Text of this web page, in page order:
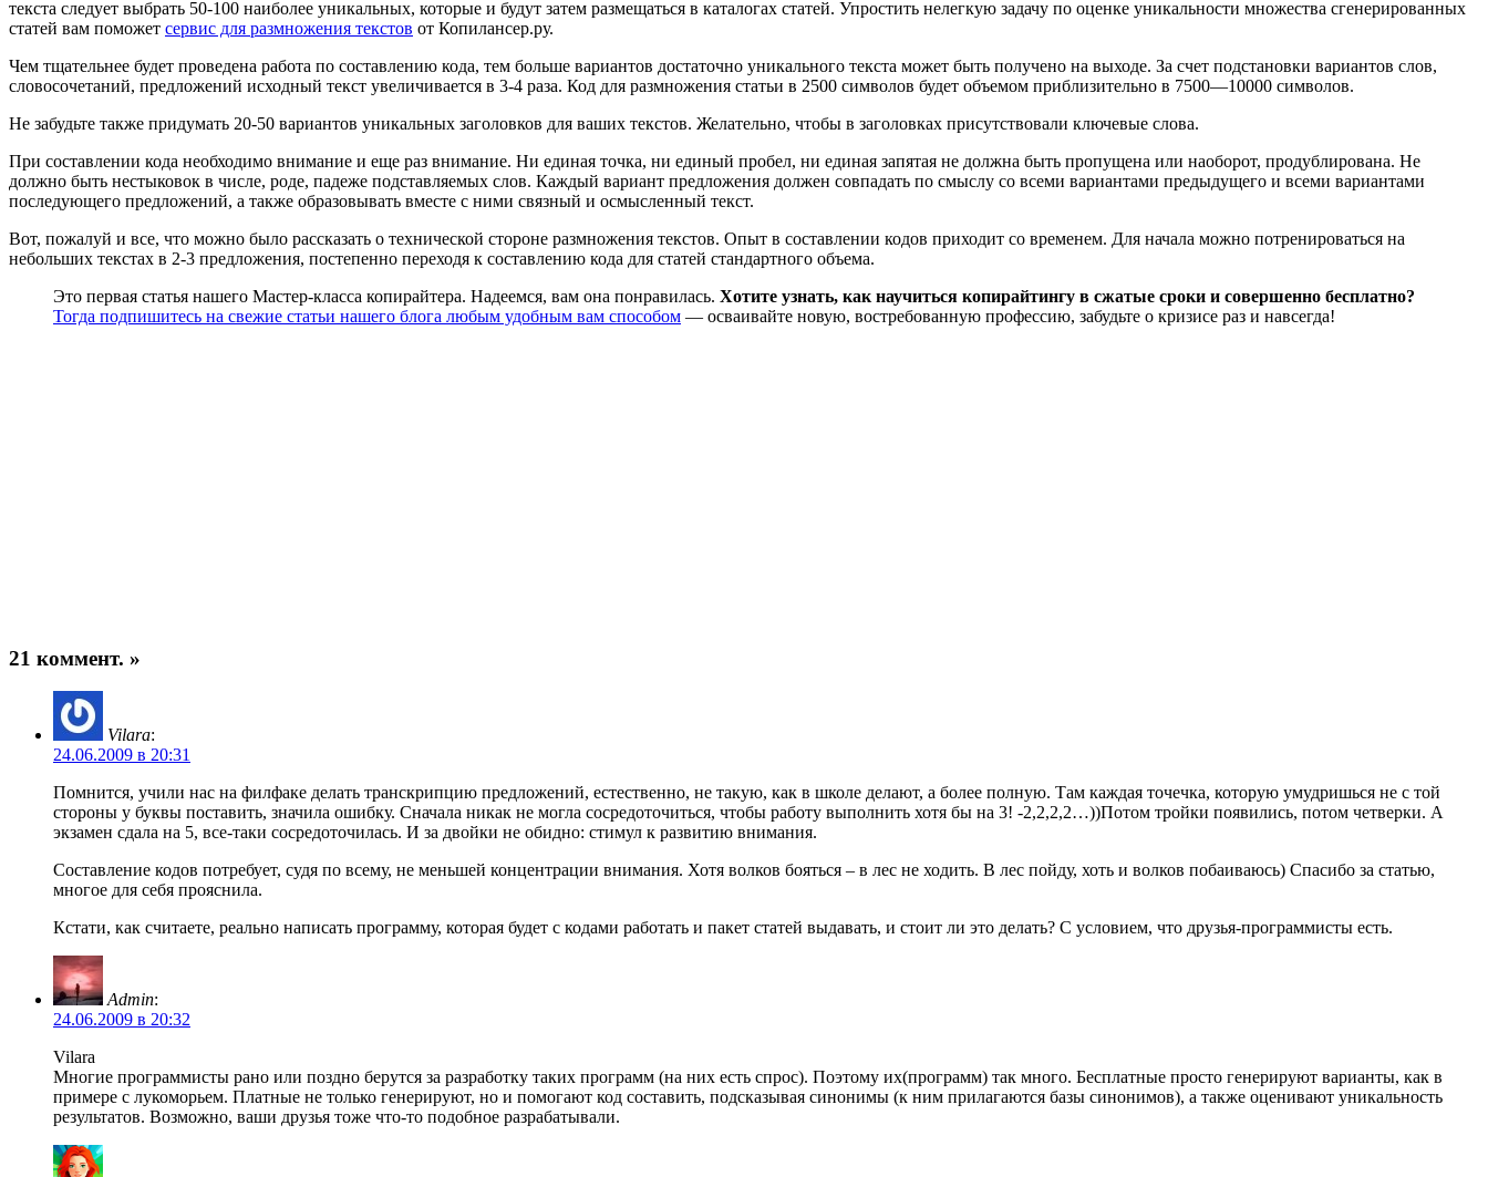
текста следует выбрать 50-100 наиболее уникальных, которые и будут затем размещаться в каталогах статей. Упростить нелегкую задачу по оценке уникальности множества сгенерированных
статей вам поможет сервис для размножения текстов от Копилансер.ру.
Чем тщательнее будет проведена работа по составлению кода, тем больше вариантов достаточно уникального текста может быть получено на выходе. За счет подстановки вариантов слов,
словосочетаний, предложений исходный текст увеличивается в 3-4 раза. Код для размножения статьи в 2500 символов будет объемом приблизительно в 7500—10000 символов.
Не забудьте также придумать 20-50 вариантов уникальных заголовков для ваших текстов. Желательно, чтобы в заголовках присутствовали ключевые слова.
При составлении кода необходимо внимание и еще раз внимание. Ни единая точка, ни единый пробел, ни единая запятая не должна быть пропущена или наоборот, продублирована. Не
должно быть нестыковок в числе, роде, падеже подставляемых слов. Каждый вариант предложения должен совпадать по смыслу со всеми вариантами предыдущего и всеми вариантами
последующего предложений, а также образовывать вместе с ними связный и осмысленный текст.
Вот, пожалуй и все, что можно было рассказать о технической стороне размножения текстов. Опыт в составлении кодов приходит со временем. Для начала можно потренироваться на
небольших текстах в 2-3 предложения, постепенно переходя к составлению кода для статей стандартного объема.
Это первая статья нашего Мастер-класса копирайтера. Надеемся, вам она понравилась. Хотите узнать, как научиться копирайтингу в сжатые сроки и совершенно бесплатно?
Тогда подпишитесь на свежие статьи нашего блога любым удобным вам способом — осваивайте новую, востребованную профессию, забудьте о кризисе раз и навсегда!
21 коммент. »
Vilara:
24.06.2009 в 20:31
Помнится, учили нас на филфаке делать транскрипцию предложений, естественно, не такую, как в школе делают, а более полную. Там каждая точечка, которую умудришься не с той
стороны у буквы поставить, значила ошибку. Сначала никак не могла сосредоточиться, чтобы работу выполнить хотя бы на 3! -2,2,2,2…))Потом тройки появились, потом четверки. А
экзамен сдала на 5, все-таки сосредоточилась. И за двойки не обидно: стимул к развитию внимания.
Составление кодов потребует, судя по всему, не меньшей концентрации внимания. Хотя волков бояться – в лес не ходить. В лес пойду, хоть и волков побаиваюсь) Спасибо за статью,
многое для себя прояснила.
Кстати, как считаете, реально написать программу, которая будет с кодами работать и пакет статей выдавать, и стоит ли это делать? С условием, что друзья-программисты есть.
Admin:
24.06.2009 в 20:32
Vilara
Многие программисты рано или поздно берутся за разработку таких программ (на них есть спрос). Поэтому их(программ) так много. Бесплатные просто генерируют варианты, как в
примере с лукоморьем. Платные не только генерируют, но и помогают код составить, подсказывая синонимы (к ним прилагаются базы синонимов), а также оценивают уникальность
результатов. Возможно, ваши друзья тоже что-то подобное разрабатывали.